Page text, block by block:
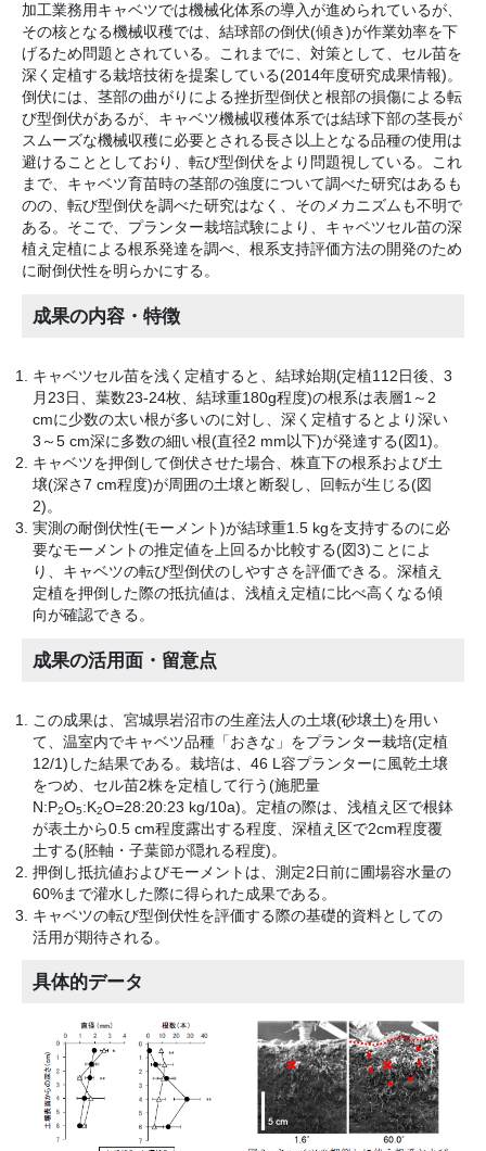
加工業務用キャベツでは機械化体系の導入が進められているが、
その核となる機械収穫では、結球部の倒伏(傾き)が作業効率を下
げるため問題とされている。これまでに、対策として、セル苗を
深く定植する栽培技術を提案している(2014年度研究成果情報)。
倒伏には、茎部の曲がりによる挫折型倒伏と根部の損傷による転
び型倒伏があるが、キャベツ機械収穫体系では結球下部の茎長が
スムーズな機械収穫に必要とされる長さ以上となる品種の使用は
避けることとしており、転び型倒伏をより問題視している。これ
まで、キャベツ育苗時の茎部の強度について調べた研究はあるも
のの、転び型倒伏を調べた研究はなく、そのメカニズムも不明で
ある。そこで、プランター栽培試験により、キャベツセル苗の深
植え定植による根系発達を調べ、根系支持評価方法の開発のため
に耐倒伏性を明らかにする。
成果の内容・特徴
キャベツセル苗を浅く定植すると、結球始期(定植112日後、3
月23日、葉数23-24枚、結球重180g程度)の根系は表層1～2
cmに少数の太い根が多いのに対し、深く定植するとより深い
3～5 cm深に多数の細い根(直径2 mm以下)が発達する(図1)。
キャベツを押倒して倒伏させた場合、株直下の根系および土
壌(深さ7 cm程度)が周囲の土壌と断裂し、回転が生じる(図
2)。
実測の耐倒伏性(モーメント)が結球重1.5 kgを支持するのに必
要なモーメントの推定値を上回るか比較する(図3)ことによ
り、キャベツの転び型倒伏のしやすさを評価できる。深植え
定植を押倒した際の抵抗値は、浅植え定植に比べ高くなる傾
向が確認できる。
成果の活用面・留意点
この成果は、宮城県岩沼市の生産法人の土壌(砂壌土)を用い
て、温室内でキャベツ品種「おきな」をプランター栽培(定植
12/1)した結果である。栽培は、46 L容プランターに風乾土壌
をつめ、セル苗2株を定植して行う(施肥量
N:P2O5:K2O=28:20:23 kg/10a)。定植の際は、浅植え区で根鉢
が表土から0.5 cm程度露出する程度、深植え区で2cm程度覆
土する(胚軸・子葉節が隠れる程度)。
押倒し抵抗値およびモーメントは、測定2日前に圃場容水量の
60%まで灌水した際に得られた成果である。
キャベツの転び型倒伏性を評価する際の基礎的資料としての
活用が期待される。
具体的データ